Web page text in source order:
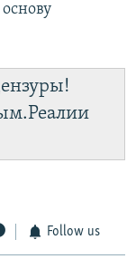
Follow us